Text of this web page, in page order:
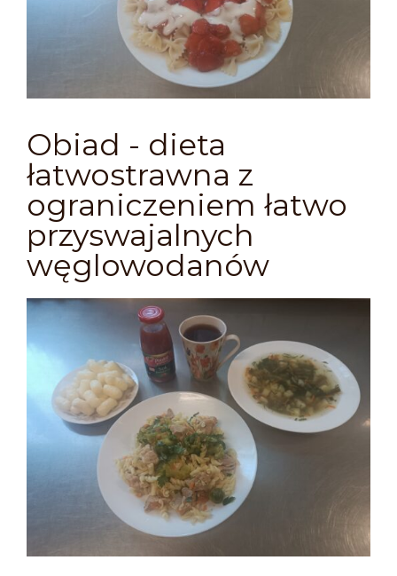
Obiad - dieta
łatwostrawna z
ograniczeniem łatwo
przyswajalnych
węglowodanów